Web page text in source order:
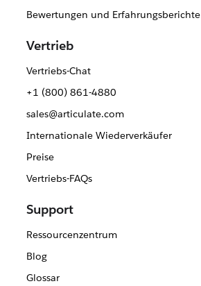
Bewertungen und Erfahrungsberichte
Vertrieb
Vertriebs-Chat
+1 (800) 861-4880
sales@articulate.com
Internationale Wiederverkäufer
Preise
Vertriebs-FAQs
Support
Ressourcenzentrum
Blog
Glossar